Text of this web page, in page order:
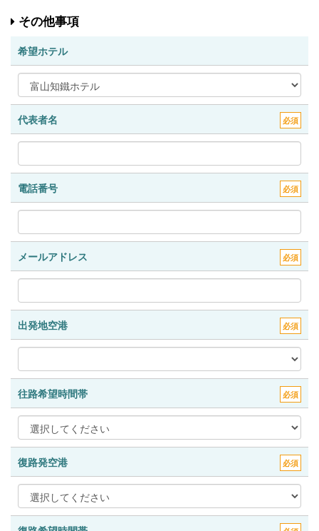
その他事項
希望ホテル
代表者名 必須
電話番号 必須
メールアドレス 必須
出発地空港 必須
往路希望時間帯 必須
復路発空港 必須